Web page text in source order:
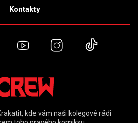
Kontakty
stránky
FacebookYouTubeInstagram
kde vám naši kolegové rádi